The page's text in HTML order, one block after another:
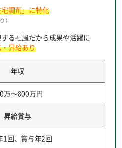
調剤」に特化
）
る社風だから成果や活躍に
昇給あり
年収
万～800万円
昇給賞与
1回、賞与年2回